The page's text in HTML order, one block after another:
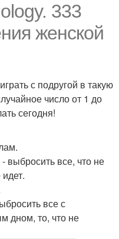
333
женской
с подругой в такую
число от 1 до
сегодня!
выбросить все, что не
все с
дном, то, что не